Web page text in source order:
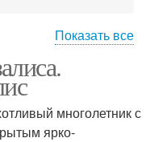
Показать все
многолетник с
ярко-